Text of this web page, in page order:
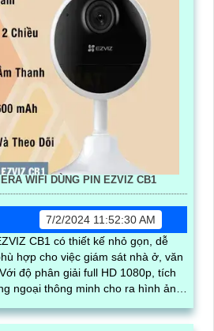
WIFI DÙNG PIN EZVIZ CB1
7/2/2024 11:52:30 AM
CB1 có thiết kế nhỏ gọn, dễ
hợp cho việc giám sát nhà ở, văn
ngoại thông minh cho ra hình ảnh